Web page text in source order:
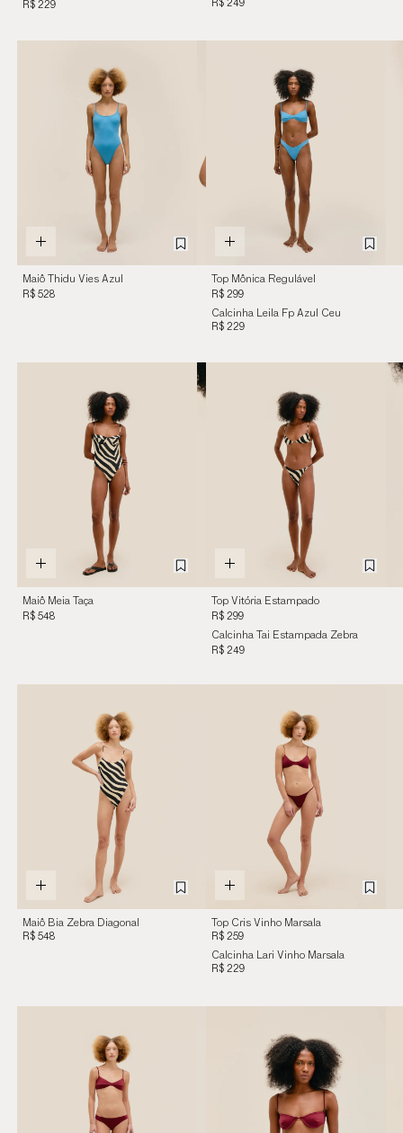
R$ 229 R$ 249
Maiô Thidu Vies Azul
Ceu
R$ 528
Top Mônica Regulável
Fp Azul Ceu
R$ 299
Calcinha Leila Fp Azul Ceu
R$ 229
Maiô Meia Taça
Estampado Zebra
R$ 548
Top Vitória Estampado
Zebra Diagonal
R$ 299
Calcinha Tai Estampada Zebra
Diagonal
R$ 249
Maiô Bia Zebra Diagonal
R$ 548
Top Cris Vinho Marsala
R$ 259
Calcinha Lari Vinho Marsala
R$ 229